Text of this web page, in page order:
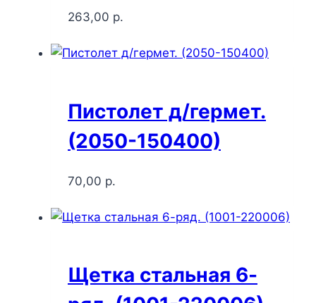
263,00 р.
Пистолет д/гермет.
(2050-150400)
70,00 р.
Щетка стальная 6-